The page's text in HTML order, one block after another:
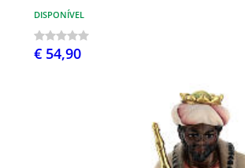
DISPONÍVEL
€ 54,90